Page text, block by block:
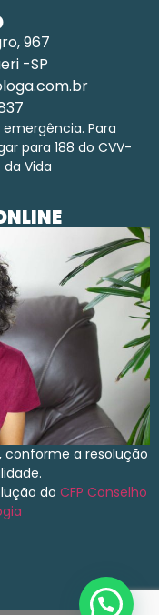
967
-SP
Para
para 188 do CVV-
Vida
conforme a resolução
do CFP Conselho